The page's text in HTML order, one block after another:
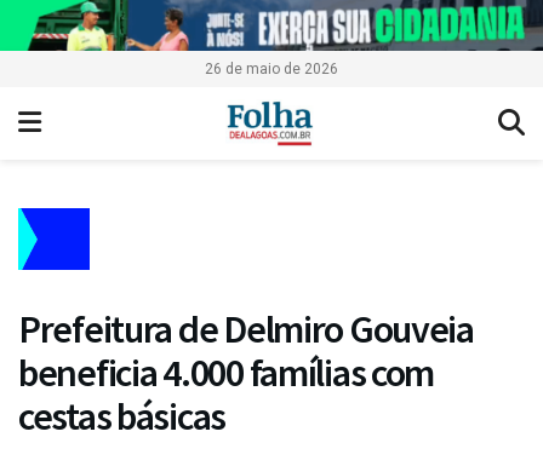
26 de maio de 2026
Prefeitura de Delmiro Gouveia
beneficia 4.000 famílias com
cestas básicas